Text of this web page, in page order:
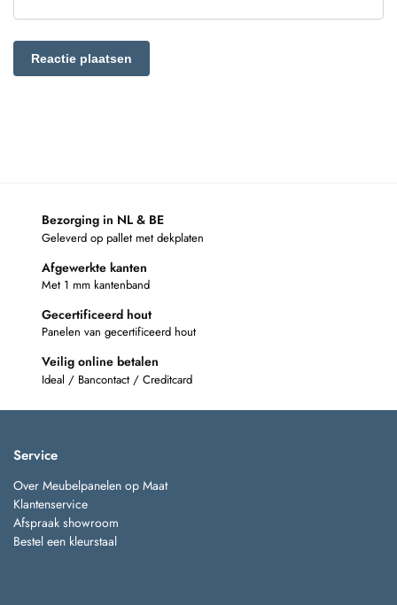
Bezorging in NL & BE
Geleverd op pallet met dekplaten
Afgewerkte kanten
Met 1 mm kantenband
Gecertificeerd hout
Panelen van gecertificeerd hout
Veilig online betalen
Ideal / Bancontact / Creditcard
Service
Over Meubelpanelen op Maat
Klantenservice
Afspraak showroom
Bestel een kleurstaal